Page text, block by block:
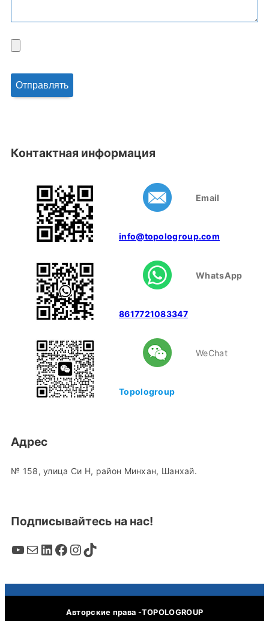
Контактная информация
Email
info@topologroup.com
WhatsApp
8617721083347
WeChat
Topologroup
Адрес
№ 158, улица Си Н, район Минхан, Шанхай.
Подписывайтесь на нас!
YouTube Mail LinkedIn Facebook InstagramTikTok
Авторские права -TOPOLOGROUP